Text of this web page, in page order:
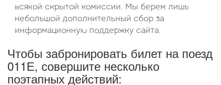
всякой скрытой комиссии. Мы берем лишь
небольшой дополнительный сбор за
информационную поддержку сайта.
Чтобы забронировать билет на поезд
011Е, совершите несколько
поэтапных действий: